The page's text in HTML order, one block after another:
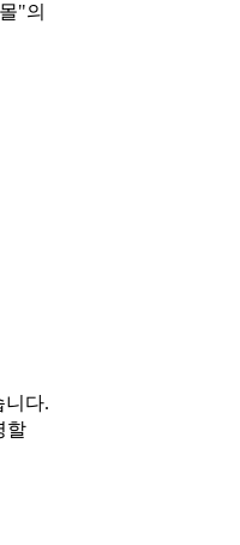
"의
니다.
할